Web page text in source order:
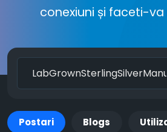
conexiuni și faceti-va
Postari Blogs